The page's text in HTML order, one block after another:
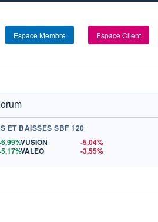
Espace Membre Espace Client
ET BAISSES SBF 120
VUSION
-5,04%
VALEO
-3,55%